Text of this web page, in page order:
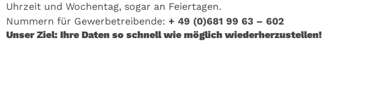
Uhrzeit und Wochentag, sogar an Feiertagen.
Nummern für Gewerbetreibende: + 49 (0)681 99 63 – 602
Unser Ziel: Ihre Daten so schnell wie möglich wiederherzustellen!